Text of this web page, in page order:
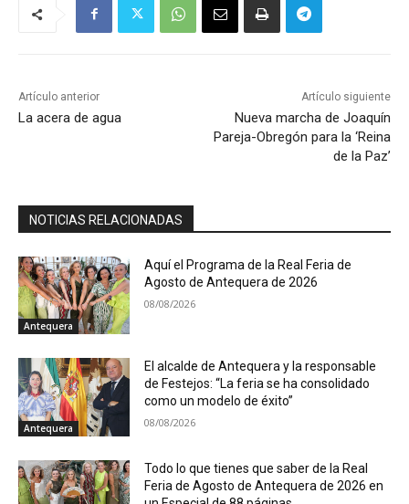
Artículo anterior
La acera de agua
Artículo siguiente
Nueva marcha de Joaquín
Pareja-Obregón para la ‘Reina
de la Paz’
NOTICIAS RELACIONADAS
Antequera
Aquí el Programa de la Real Feria de
Agosto de Antequera de 2026
08/08/2026
Antequera
El alcalde de Antequera y la responsable
de Festejos: “La feria se ha consolidado
como un modelo de éxito”
08/08/2026
Todo lo que tienes que saber de la Real
Feria de Agosto de Antequera de 2026 en